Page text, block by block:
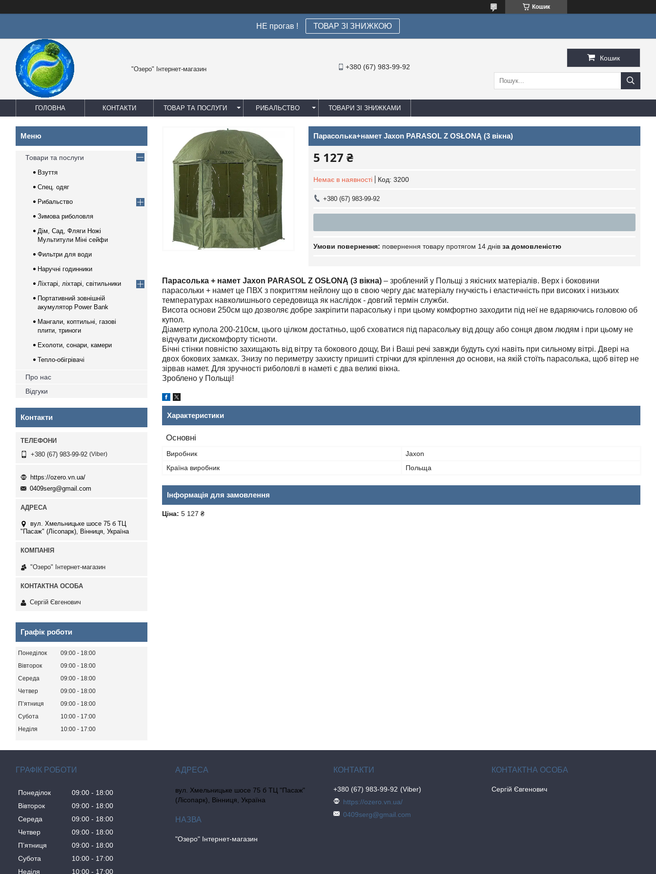
Кошик
НЕ прогав ! ТОВАР ЗІ ЗНИЖКОЮ
"Озеро" Інтернет-магазин +380 (67) 983-99-92
Кошик
ГОЛОВНА КОНТАКТИ ТОВАР ТА ПОСЛУГИ РИБАЛЬСТВО ТОВАРИ ЗІ ЗНИЖКАМИ
Парасолька+намет Jaxon PARASOL Z OSŁONĄ (3 вікна)
5 127 ₴
Немає в наявності Код: 3200
+380 (67) 983-99-92
повернення товару протягом 14 днів за домовленістю
Парасолька + намет Jaxon PARASOL Z OSŁONĄ (3 вікна) – зроблений у Польщі з якісних матеріалів. Верх і боковини
парасольки + намет це ПВХ з покриттям нейлону що в свою чергу дає матеріалу гнучкість і еластичність при високих і низьких
температурах навколишнього середовища як наслідок - довгий термін служби.
Висота основи 250см що дозволяє добре закріпити парасольку і при цьому комфортно заходити під неї не вдаряючись головою об
купол.
Діаметр купола 200-210см, цього цілком достатньо, щоб сховатися під парасольку від дощу або сонця двом людям і при цьому не
відчувати дискомфорту тісноти.
Бічні стінки повністю захищають від вітру та бокового дощу, Ви і Ваші речі завжди будуть сухі навіть при сильному вітрі. Двері на
двох бокових замках. Знизу по периметру захисту пришиті стрічки для кріплення до основи, на якій стоїть парасолька, щоб вітер не
зірвав намет. Для зручності риболовлі в наметі є два великі вікна.
Зроблено у Польщі!
Характеристики
Основні
Виробник
Jaxon
Країна виробник
Польща
Інформація для замовлення
Ціна: 5 127 ₴
Товари та послуги
Взуття
Спец. одяг
Рибальство
Зимова риболовля
Дім, Сад, Фляги Ножі
Мультитули Міні сейфи
Фильтри для води
Наручні годинники
Ліхтарі, ліхтарі, світильники
Портативний зовнішній
акумулятор Power Bank
Мангали, коптильні, газові
плити, триноги
Ехолоти, сонари, камери
Тепло-обігрівачі
Про нас
Відгуки
Контакти
+380 (67) 983-99-92 Viber
https://ozero.vn.ua/
0409serg@gmail.com
вул. Хмельницьке шосе 75 б ТЦ
"Пасаж" (Лісопарк), Вінниця, Україна
"Озеро" Інтернет-магазин
Сергій Євгенович
Графік роботи
Понеділок 09:00
18:00
Вівторок
09:00
18:00
Середа
09:00
18:00
Четвер
09:00
18:00
Пʼятниця
09:00
18:00
Субота
10:00
17:00
Неділя
10:00 17:00
ГРАФІК РОБОТИ
Понеділок 09:00
18:00
Вівторок
09:00
18:00
Середа
09:00
18:00
Четвер
09:00
18:00
Пʼятниця
09:00
18:00
Субота
10:00
17:00
Неділя
10:00 17:00
вул. Хмельницьке шосе 75 б ТЦ "Пасаж"
(Лісопарк), Вінниця, Україна
"Озеро" Інтернет-магазин
+380 (67) 983-99-92
Viber
https://ozero.vn.ua/
0409serg@gmail.com
Сергій Євгенович